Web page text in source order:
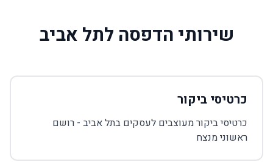
שירותי הדפסה לתל אביב
כרטיסי ביקור
כרטיסי ביקור מעוצבים לעסקים בתל אביב - רושם
ראשוני מנצח